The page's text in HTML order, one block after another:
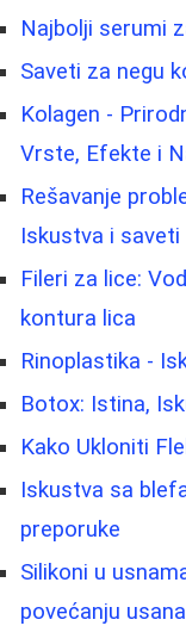
Najbolji serumi
Saveti za negu
Kolagen -
Vrste, Efekte i
Rešavanje
Iskustva i saveti
Fileri za lice:
kontura lica
Rinoplastika -
Botox: Istina,
Kako Ukloniti
Iskustva sa
preporuke
Silikoni u
povećanju usana